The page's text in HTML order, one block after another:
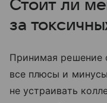
Стоит ли
за
Принимая решение
все плюсы и
не устраивать